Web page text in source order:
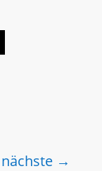
nächste →